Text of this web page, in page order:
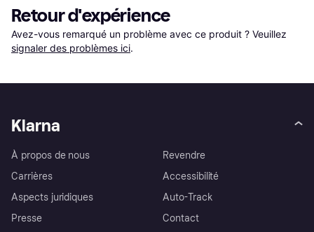
Retour d'expérience
Avez-vous remarqué un problème avec ce produit ? Veuillez
signaler des problèmes ici.
Klarna
À propos de nous
Carrières
Aspects juridiques
Presse
Revendre
Accessibilité
Auto-Track
Contact